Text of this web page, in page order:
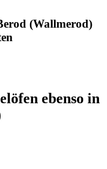
(Wallmerod)
ebenso in